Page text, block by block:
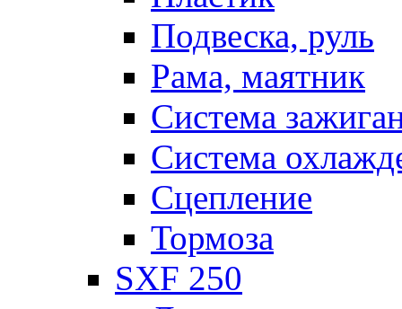
Подвеска, руль
Рама, маятник
Система
Система
Сцепление
Тормоза
SXF 250